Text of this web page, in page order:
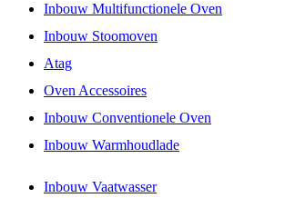
Inbouw Multifunctionele Oven
Inbouw Stoomoven
Atag
Oven Accessoires
Inbouw Conventionele Oven
Inbouw Warmhoudlade
Inbouw Vaatwasser